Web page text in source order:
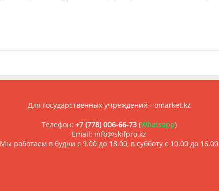
Для государственных учреждений - omarket.kz
Телефон: +7 (778) 006-66-73(Whatsapp)
Email: info@skifpro.kz
Мы работаем в будни с 9.00 до 18.00, в субботу с 10.00 до 16.00